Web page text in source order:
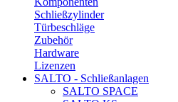
Schließzylinder
Türbeschläge
Zubehör
Hardware
Lizenzen
SALTO - Schließanlagen
SALTO SPACE